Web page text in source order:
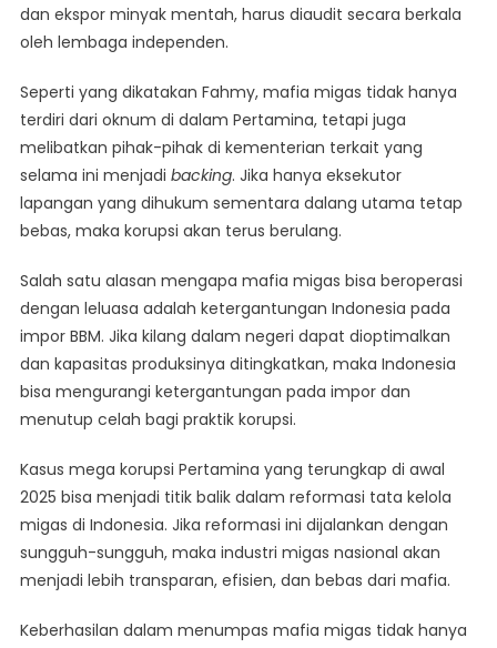
dan ekspor minyak mentah, harus diaudit secara berkala
oleh lembaga independen.
Seperti yang dikatakan Fahmy, mafia migas tidak hanya
terdiri dari oknum di dalam Pertamina, tetapi juga
melibatkan pihak-pihak di kementerian terkait yang
selama ini menjadi backing. Jika hanya eksekutor
lapangan yang dihukum sementara dalang utama tetap
bebas, maka korupsi akan terus berulang.
Salah satu alasan mengapa mafia migas bisa beroperasi
dengan leluasa adalah ketergantungan Indonesia pada
impor BBM. Jika kilang dalam negeri dapat dioptimalkan
dan kapasitas produksinya ditingkatkan, maka Indonesia
bisa mengurangi ketergantungan pada impor dan
menutup celah bagi praktik korupsi.
Kasus mega korupsi Pertamina yang terungkap di awal
2025 bisa menjadi titik balik dalam reformasi tata kelola
migas di Indonesia. Jika reformasi ini dijalankan dengan
sungguh-sungguh, maka industri migas nasional akan
menjadi lebih transparan, efisien, dan bebas dari mafia.
Keberhasilan dalam menumpas mafia migas tidak hanya